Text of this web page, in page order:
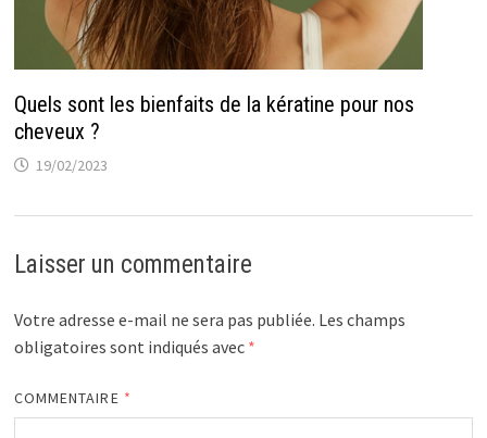
Quels sont les bienfaits de la kératine pour nos
cheveux ?
19/02/2023
Laisser un commentaire
Votre adresse e-mail ne sera pas publiée. Les champs
obligatoires sont indiqués avec *
COMMENTAIRE *